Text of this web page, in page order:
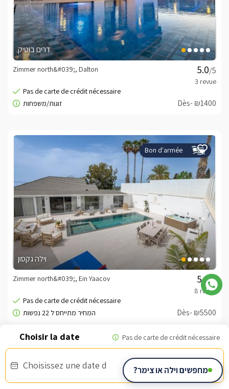
Choisissez une date d
דרים בוטיק
/5
Zimmer north&#039;, Dalton
Dès- ₪1400
Bon d'armée
וילה גקסון
/5
Zimmer north&#039;, Ein Yaacov
Dès- ₪5500
Bon d'armée
מחפשים וילה או צימר?